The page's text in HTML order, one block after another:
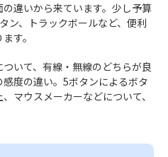
違いから来ています。少し予算
ン、トラックボールなど、便利
す。
いて、有線・無線のどちらが良
度の違い。5ボタンによるボタ
マウスメーカーなどについて、